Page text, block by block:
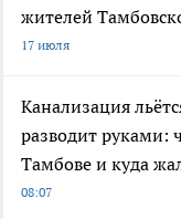
жителей
17 июля
Канализация
разводит руками:
Тамбове и куда
08:07